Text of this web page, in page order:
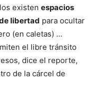
existen espacios
libertad para ocultar
(en caletas) …
el libre tránsito
dice el reporte,
de la cárcel de